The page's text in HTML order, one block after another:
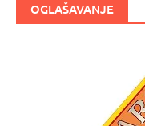
OGLAŠAVANJE